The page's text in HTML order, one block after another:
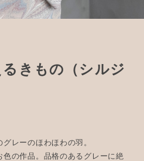
るきもの（シルジ
レーのほわほわの羽。
の作品。品格のあるグレーに絶